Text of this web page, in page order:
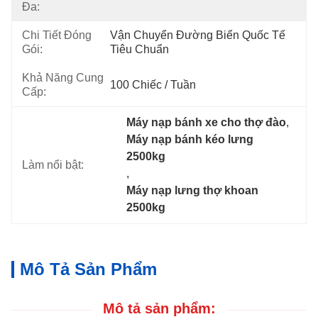
Đa:
Chi Tiết Đóng
Gói:
Vận Chuyển Đường Biển Quốc Tế
Tiêu Chuẩn
Khả Năng Cung
Cấp:
100 Chiếc / Tuần
Làm nổi bật:
Máy nạp bánh xe cho thợ đào,
Máy nạp bánh kéo lưng
2500kg
,
Máy nạp lưng thợ khoan
2500kg
Mô Tả Sản Phẩm
Mô tả sản phẩm: